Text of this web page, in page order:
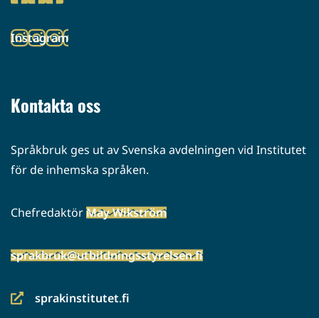
(siirryt
palveluun)
Instagram
(siirryt
Kontakta oss
Språkbruk ges ut av Svenska avdelningen vid Institutet
för de inhemska språken.
ChefredaktörMay Wikström
sprakbruk@utbildningsstyrelsen.fi
sprakinstitutet.fi
(siirryt